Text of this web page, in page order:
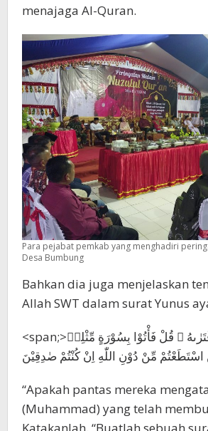
menajaga Al-Quran.
Para pejabat pemkab yang menghadiri
Desa Bumbung
Bahkan dia juga menjelaskan
Allah SWT dalam surat Yunus
<span;>اَمْ يَقُوْلُوْنَ افْتَرٰىهُ ۗ قُلْ فَأْتُوْا بِسُوْرَةٍ مِّثْلِهٖ
اسْتَطَعْتُمْ مِّنْ دُوْنِ اللّٰهِ اِنْ كُنْتُمْ صٰدِقِيْنَ
“Apakah pantas mereka
(Muhammad) yang telah